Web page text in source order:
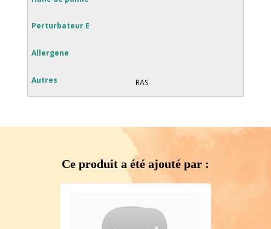
RAS
Ce produit a été ajouté par :